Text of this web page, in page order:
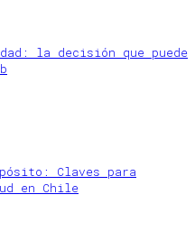
la decisión que puede
Claves para
en Chile